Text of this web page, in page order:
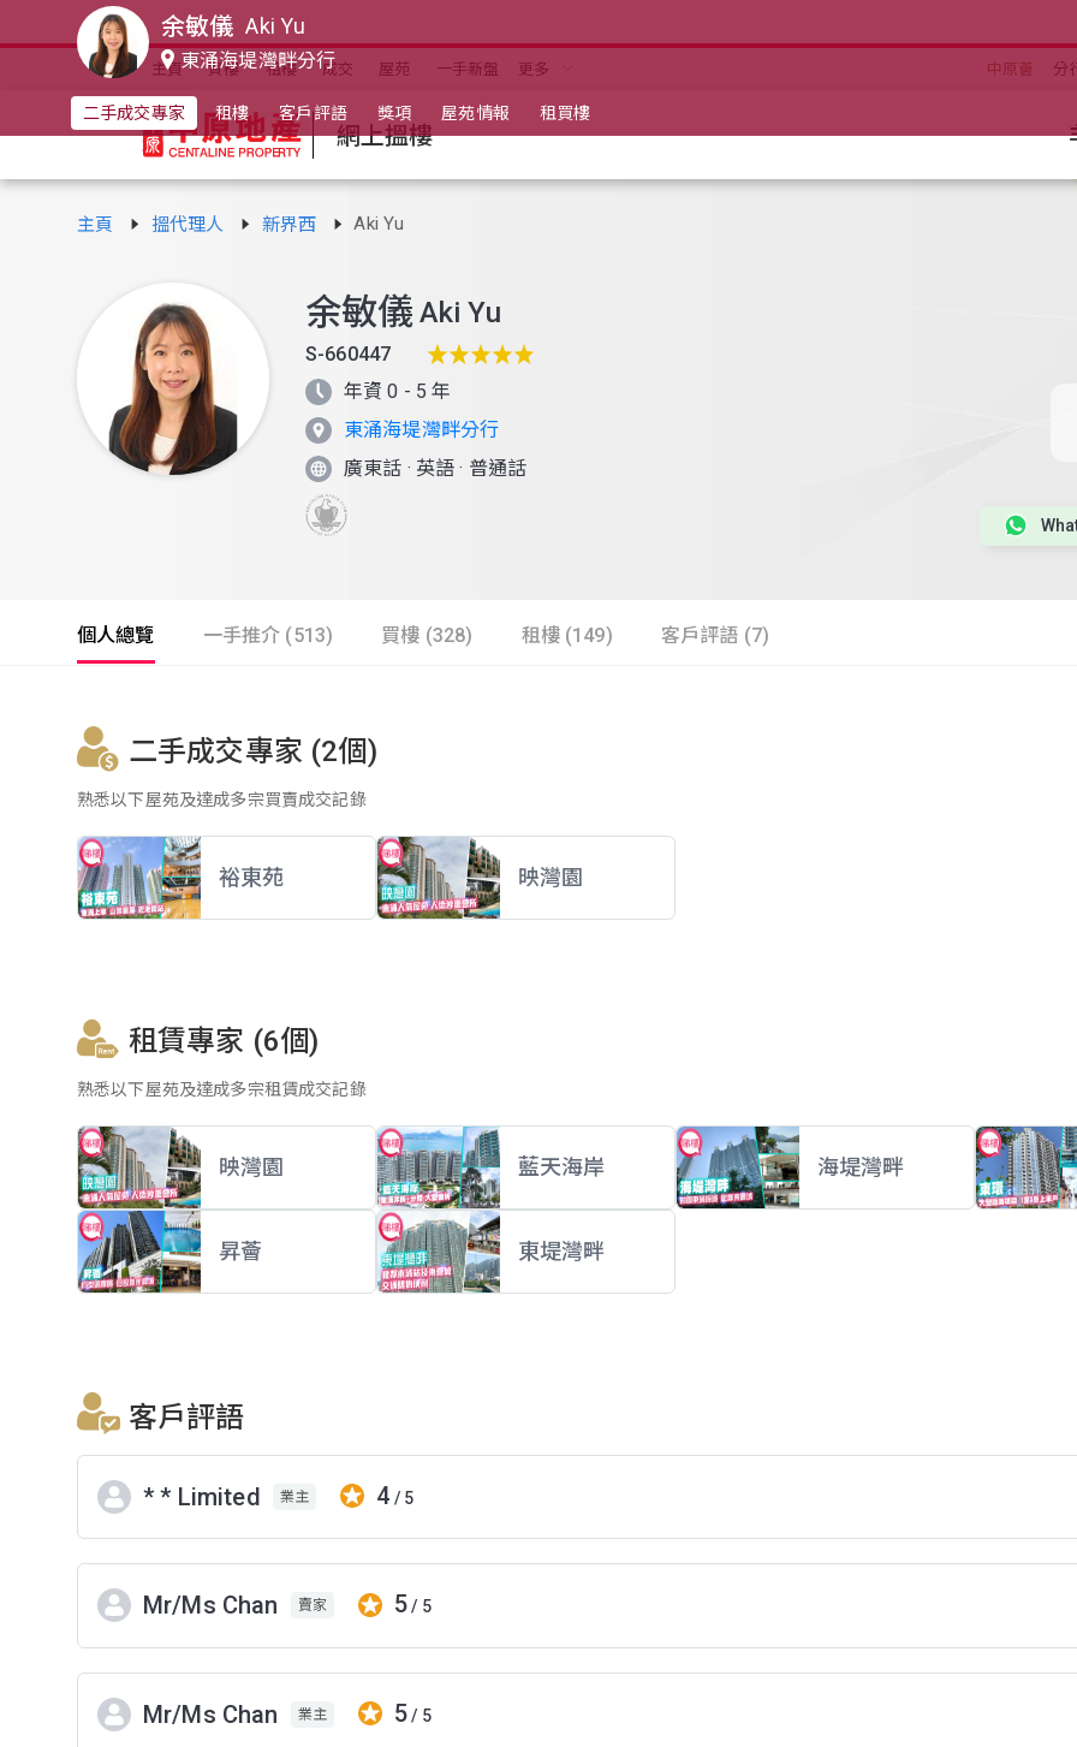
主頁 買樓 租樓 成交 屋苑 一手新盤 更多 中原薈 分
網上搵樓
主頁 搵代理人 新界西 Aki Yu
余敏儀 Aki Yu
S-660447
年資 0 - 5 年
東涌海堤灣畔分行
廣東話 · 英語· 普通話
個人總覽 一手推介 (513) 買樓 (328) 租樓 (149) 客戶評語 (7)
二手成交專家 (2個)
熟悉以下屋苑及達成多宗買賣成交記錄
裕東苑 映灣園
租賃專家 (6個)
熟悉以下屋苑及達成多宗租賃成交記錄
映灣園 藍天海岸 海堤灣畔
昇薈 東堤灣畔
客戶評語
* * Limited 業主 4 / 5
Mr/Ms Chan 賣家 5/ 5
Mr/Ms Chan 業主 5/ 5
余敏儀 Aki Yu
東涌海堤灣畔分行
二手成交專家 租樓 客戶評語 獎項 屋苑情報 租買樓